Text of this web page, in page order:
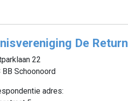
De Return
22
BB Schoonoord
adres: